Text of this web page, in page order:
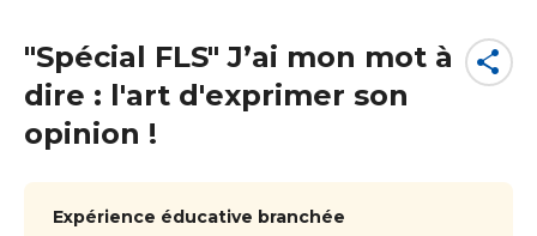
"Spécial FLS" J’ai mon mot à
dire : l'art d'exprimer son
opinion !
share
Expérience éducative branchée